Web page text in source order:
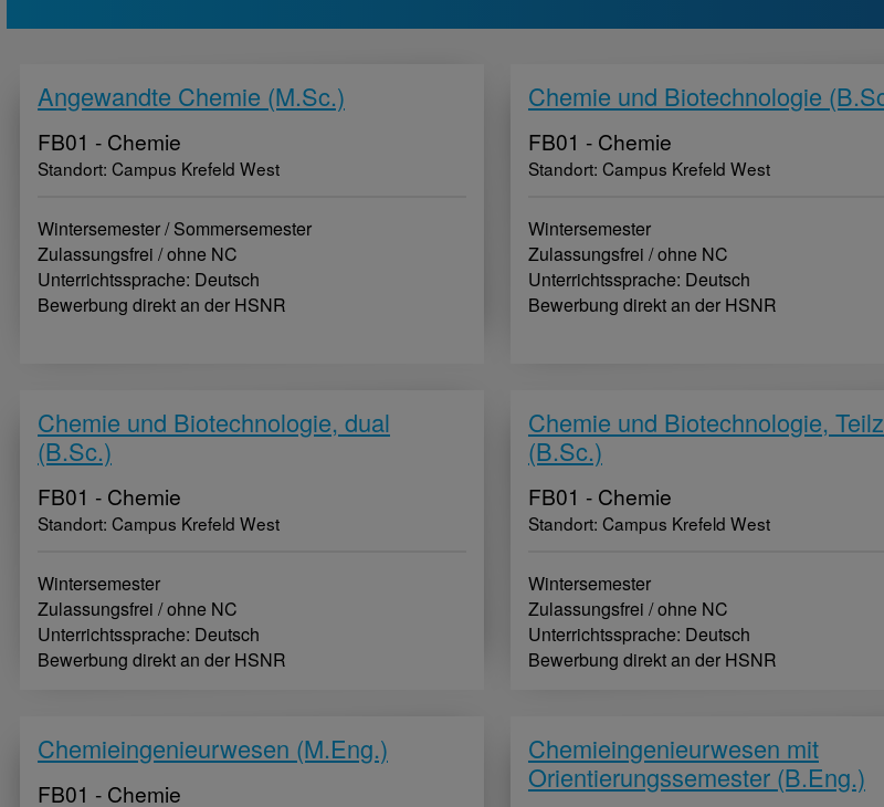
Angewandte Chemie (M.Sc.)
FB01 - Chemie
Standort: Campus Krefeld West
Wintersemester / Sommersemester
Zulassungsfrei / ohne NC
Unterrichtssprache: Deutsch
Bewerbung direkt an der HSNR
Chemie und Biotechnologie
FB01 - Chemie
Standort: Campus Krefeld West
Wintersemester
Zulassungsfrei / ohne NC
Unterrichtssprache: Deutsch
Bewerbung direkt an der HSNR
Chemie und Biotechnologie, dual
(B.Sc.)
FB01 - Chemie
Standort: Campus Krefeld West
Wintersemester
Zulassungsfrei / ohne NC
Unterrichtssprache: Deutsch
Bewerbung direkt an der HSNR
Chemie und Biotechnologie,
(B.Sc.)
FB01 - Chemie
Standort: Campus Krefeld West
Wintersemester
Zulassungsfrei / ohne NC
Unterrichtssprache: Deutsch
Bewerbung direkt an der HSNR
Chemieingenieurwesen (M.Eng.)
FB01 - Chemie
Chemieingenieurwesen mit
Orientierungssemester (B.Eng.)